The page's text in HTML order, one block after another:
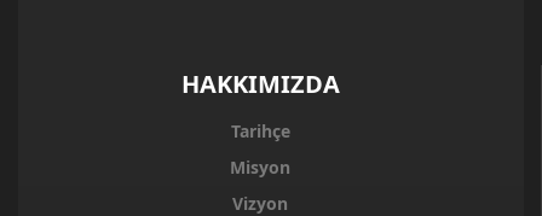
HAKKIMIZDA
Tarihçe
Misyon
Vizyon